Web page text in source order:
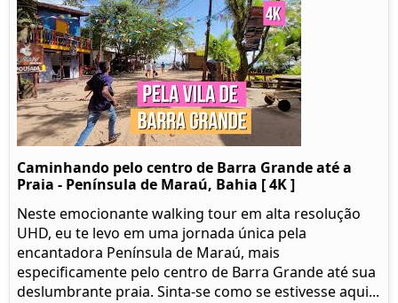
Caminhando pelo centro de Barra Grande até a
Praia - Península de Maraú, Bahia [ 4K ]
Neste emocionante walking tour em alta resolução
UHD, eu te levo em uma jornada única pela
encantadora Península de Maraú, mais
especificamente pelo centro de Barra Grande até sua
deslumbrante praia. Sinta-se como se estivesse aqui...